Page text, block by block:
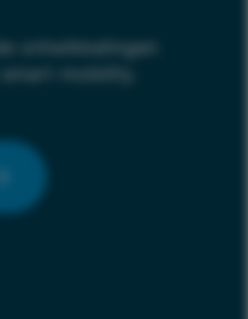
ontwikkelingen
mobility.